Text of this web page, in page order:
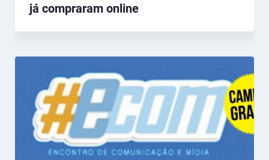
já compraram online